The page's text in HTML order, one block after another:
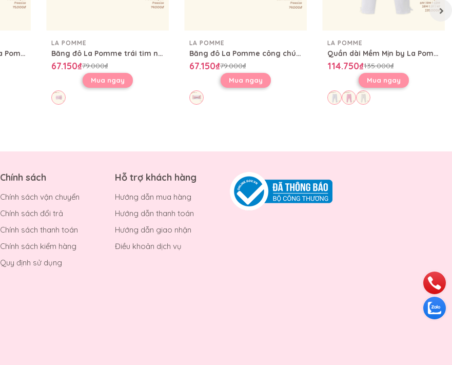
Set bao tay bao chân La Pomme trái tim nhỏ ngộ nghĩnh
LA POMME
Băng đô La Pomme trái tim nhỏ ngộ nghĩnh
67.150₫79.000₫
Mua ngay
LA POMME
Băng đô La Pomme công chúa sương mai
67.150₫79.000₫
Mua ngay
LA POMME
Quần dài Mềm Mịn by La Pomme thoải mái dạo chơi
114.750₫135.000₫
Mua ngay
Chính sách
Chính sách vận chuyển
Chính sách đổi trả
Chính sách thanh toán
Chính sách kiểm hàng
Quy định sử dụng
Hỗ trợ khách hàng
Hướng dẫn mua hàng
Hướng dẫn thanh toán
Hướng dẫn giao nhận
Điều khoản dịch vụ